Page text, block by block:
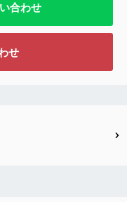
合わせ
せ